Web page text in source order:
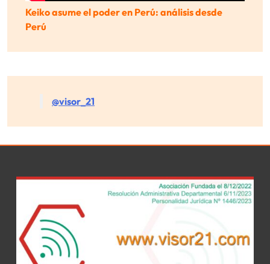
Keiko asume el poder en Perú: análisis desde
Perú
@visor_21